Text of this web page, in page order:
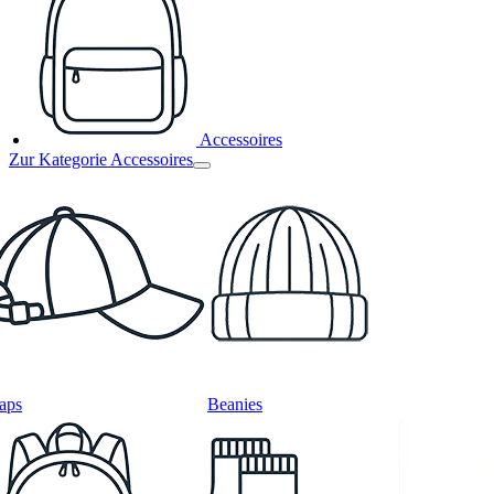
Accessoires
Zur Kategorie Accessoires
Beanies